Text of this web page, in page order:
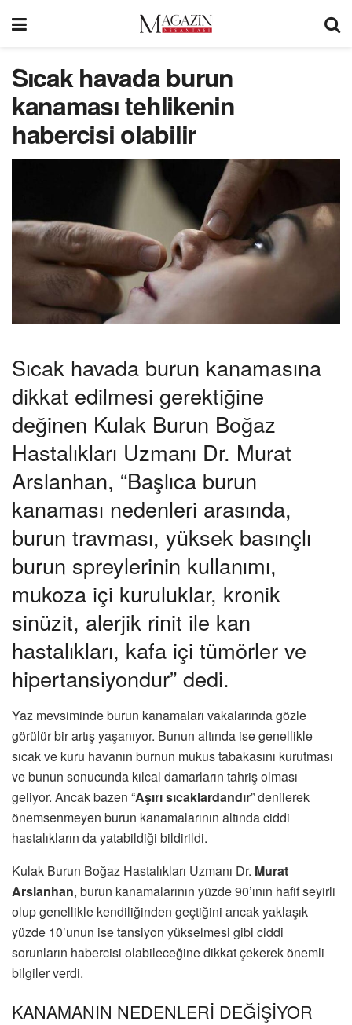
Sıcak havada burun
kanaması tehlikenin
habercisi olabilir
Sıcak havada burun kanamasına
dikkat edilmesi gerektiğine
değinen Kulak Burun Boğaz
Hastalıkları Uzmanı Dr. Murat
Arslanhan, “Başlıca burun
kanaması nedenleri arasında,
burun travması, yüksek basınçlı
burun spreylerinin kullanımı,
mukoza içi kuruluklar, kronik
sinüzit, alerjik rinit ile kan
hastalıkları, kafa içi tümörler ve
hipertansiyondur” dedi.
Yaz mevsiminde burun kanamaları vakalarında gözle
görülür bir artış yaşanıyor. Bunun altında ise genellikle
sıcak ve kuru havanın burnun mukus tabakasını kurutması
ve bunun sonucunda kılcal damarların tahriş olması
geliyor. Ancak bazen “Aşırı sıcaklardandır” denilerek
önemsenmeyen burun kanamalarının altında ciddi
hastalıkların da yatabildiği bildirildi.
Kulak Burun Boğaz Hastalıkları Uzmanı Dr. Murat
Arslanhan, burun kanamalarının yüzde 90’ının hafif seyirli
olup genellikle kendiliğinden geçtiğini ancak yaklaşık
yüzde 10’unun ise tansiyon yükselmesi gibi ciddi
sorunların habercisi olabileceğine dikkat çekerek önemli
bilgiler verdi.
KANAMANIN NEDENLERİ DEĞİŞİYOR